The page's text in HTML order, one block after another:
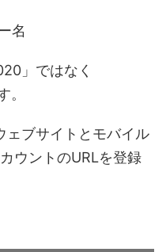
名
」ではなく
。
ブサイトとモバイル
ウントのURLを登録